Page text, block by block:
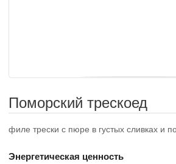
Поморский трескоед
филе трески с пюре в густых сливках и
Энергетическая ценность